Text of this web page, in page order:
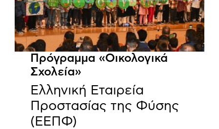
Πρόγραμμα «Οικολογικά
Σχολεία»
Ελληνική Εταιρεία
Προστασίας της Φύσης
(ΕΕΠΦ)